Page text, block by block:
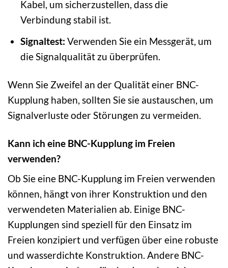
Kabel, um sicherzustellen, dass die
Verbindung stabil ist.
Signaltest: Verwenden Sie ein Messgerät, um
die Signalqualität zu überprüfen.
Wenn Sie Zweifel an der Qualität einer BNC-
Kupplung haben, sollten Sie sie austauschen, um
Signalverluste oder Störungen zu vermeiden.
Kann ich eine BNC-Kupplung im Freien
verwenden?
Ob Sie eine BNC-Kupplung im Freien verwenden
können, hängt von ihrer Konstruktion und den
verwendeten Materialien ab. Einige BNC-
Kupplungen sind speziell für den Einsatz im
Freien konzipiert und verfügen über eine robuste
und wasserdichte Konstruktion. Andere BNC-